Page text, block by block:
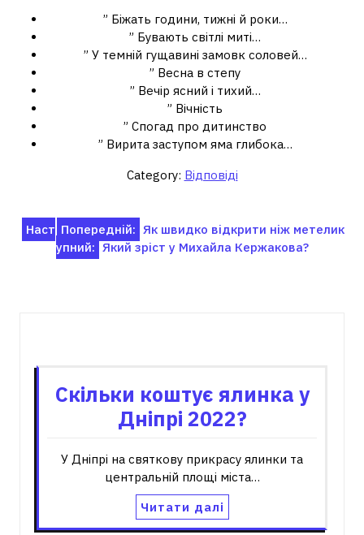
” Біжать години, тижні й роки…
” Бувають світлі миті…
” У темній гущавині замовк соловей…
” Весна в степу
” Вечір ясний і тихий…
” Вічність
” Спогад про дитинство
” Вирита заступом яма глибока…
Category: Відповіді
Навігація
записів
Попередній: Як швидко відкрити ніж метелик
Наст
упний: Який зріст у Михайла Кержакова?
Скільки коштує ялинка у
Дніпрі 2022?
У Дніпрі на святкову прикрасу ялинки та
центральній площі міста…
Читати далі